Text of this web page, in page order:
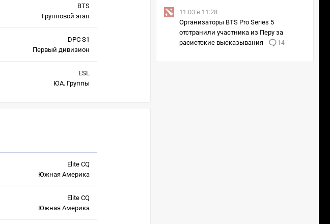
BTS
Групповой этап
DPC S1
Первый дивизион
ESL
ЮА. Группы
Elite CQ
Южная Америка
Elite CQ
Южная Америка
11.03 в 11:28
Организаторы BTS Pro Series 5
отстранили участника из Перу за
расистские высказывания
14